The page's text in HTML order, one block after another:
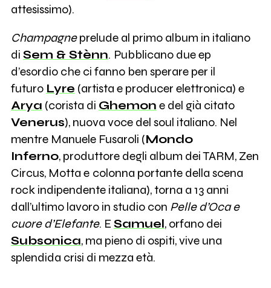
Akes
Capo Plaza
Aggie
Ernia 6
Cactus?
Ku.dA
attesissimo).
Champagneprelude al primo album in italiano
di Sem & Stènn. Pubblicano due ep
d’esordio che ci fanno ben sperare per il
futuro Lyre (artista e producer elettronica) e
Arya (corista di Ghemon e del già citato
Venerus), nuova voce del soul italiano. Nel
mentre Manuele Fusaroli (Mondo
Inferno, produttore degli album dei TARM, Zen
Circus, Motta e colonna portante della scena
rock indipendente italiana), torna a 13 anni
dall’ultimo lavoro in studio con Pelle d’Oca e
cuore d’Elefante. ESamuel, orfano dei
Subsonica, ma pieno di ospiti, vive una
splendida crisi di mezza età.